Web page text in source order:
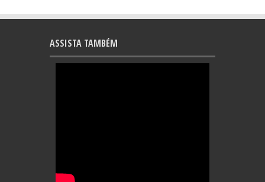
ASSISTA TAMBÉM